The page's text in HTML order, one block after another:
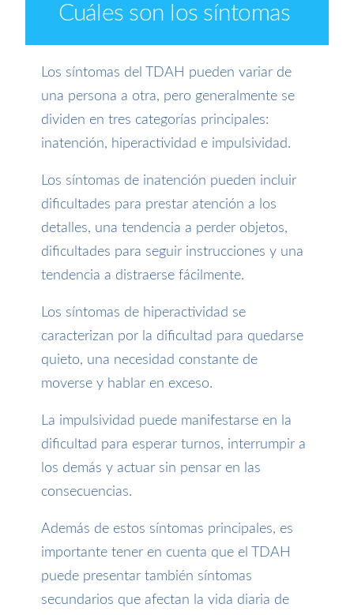
Cuáles son los síntomas
Los síntomas del TDAH pueden variar de
una persona a otra, pero generalmente se
dividen en tres categorías principales:
inatención, hiperactividad e impulsividad.
Los síntomas de inatención pueden incluir
dificultades para prestar atención a los
detalles, una tendencia a perder objetos,
dificultades para seguir instrucciones y una
tendencia a distraerse fácilmente.
Los síntomas de hiperactividad se
caracterizan por la dificultad para quedarse
quieto, una necesidad constante de
moverse y hablar en exceso.
La impulsividad puede manifestarse en la
dificultad para esperar turnos, interrumpir a
los demás y actuar sin pensar en las
consecuencias.
Además de estos síntomas principales, es
importante tener en cuenta que el TDAH
puede presentar también síntomas
secundarios que afectan la vida diaria de